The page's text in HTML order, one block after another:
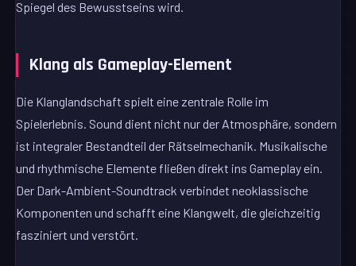
Spiegel des Bewusstseins wird.
Klang als Gameplay-Element
Die Klanglandschaft spielt eine zentrale Rolle im
Spielerlebnis. Sound dient nicht nur der Atmosphäre, sondern
ist integraler Bestandteil der Rätselmechanik. Musikalische
und rhythmische Elemente fließen direkt ins Gameplay ein.
Der Dark-Ambient-Soundtrack verbindet neoklassische
Komponenten und schafft eine Klangwelt, die gleichzeitig
fasziniert und verstört.